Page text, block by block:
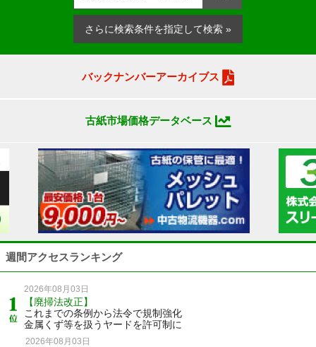
さらに検索条件を指定して検索 »
バックナンバーアーカイブス
古紙市場価格データベース
週間アクセスランキング
2026年08月03日
【廃掃法改正】
これまでの条例から法令で規制強化
金属くず等を扱うヤードを許可制に
2026年08月03日